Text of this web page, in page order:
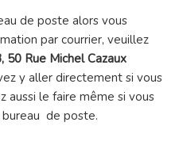
de poste alors vous
par courrier, veuillez
50 Rue Michel Cazaux
y aller directement si vous
aussi le faire même si vous
bureau de poste.